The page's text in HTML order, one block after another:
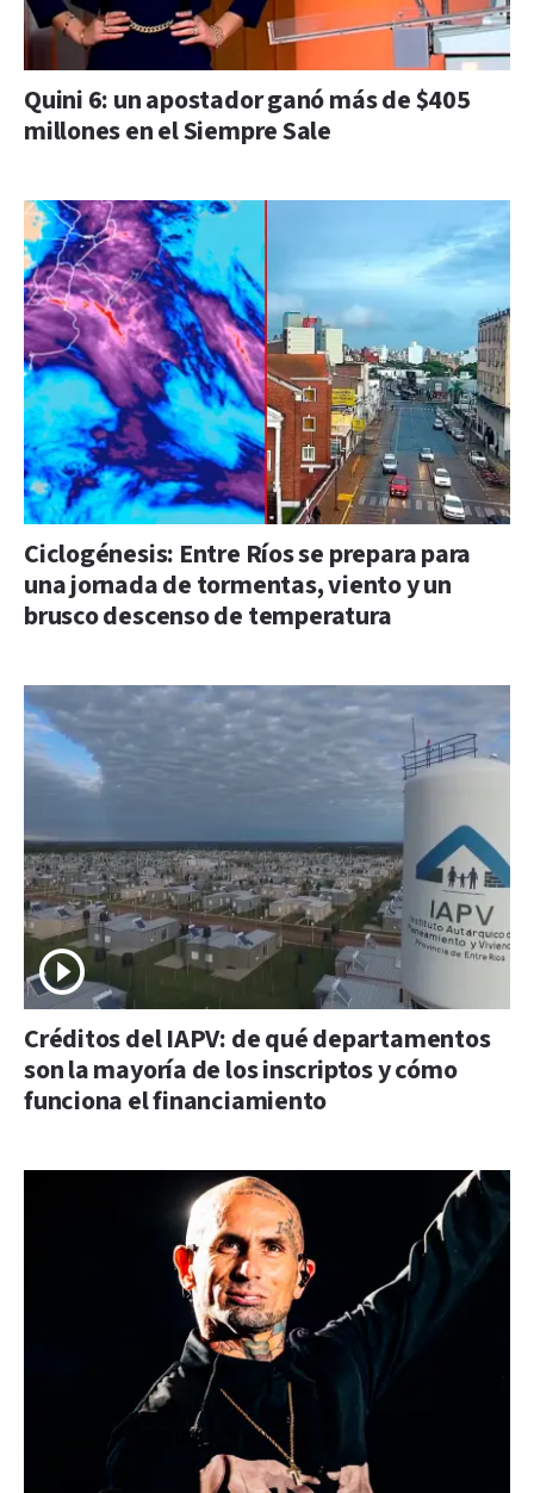
Quini 6: un apostador ganó más de $405
millones en el Siempre Sale
Ciclogénesis: Entre Ríos se prepara para
una jornada de tormentas, viento y un
brusco descenso de temperatura
Créditos del IAPV: de qué departamentos
son la mayoría de los inscriptos y cómo
funciona el financiamiento